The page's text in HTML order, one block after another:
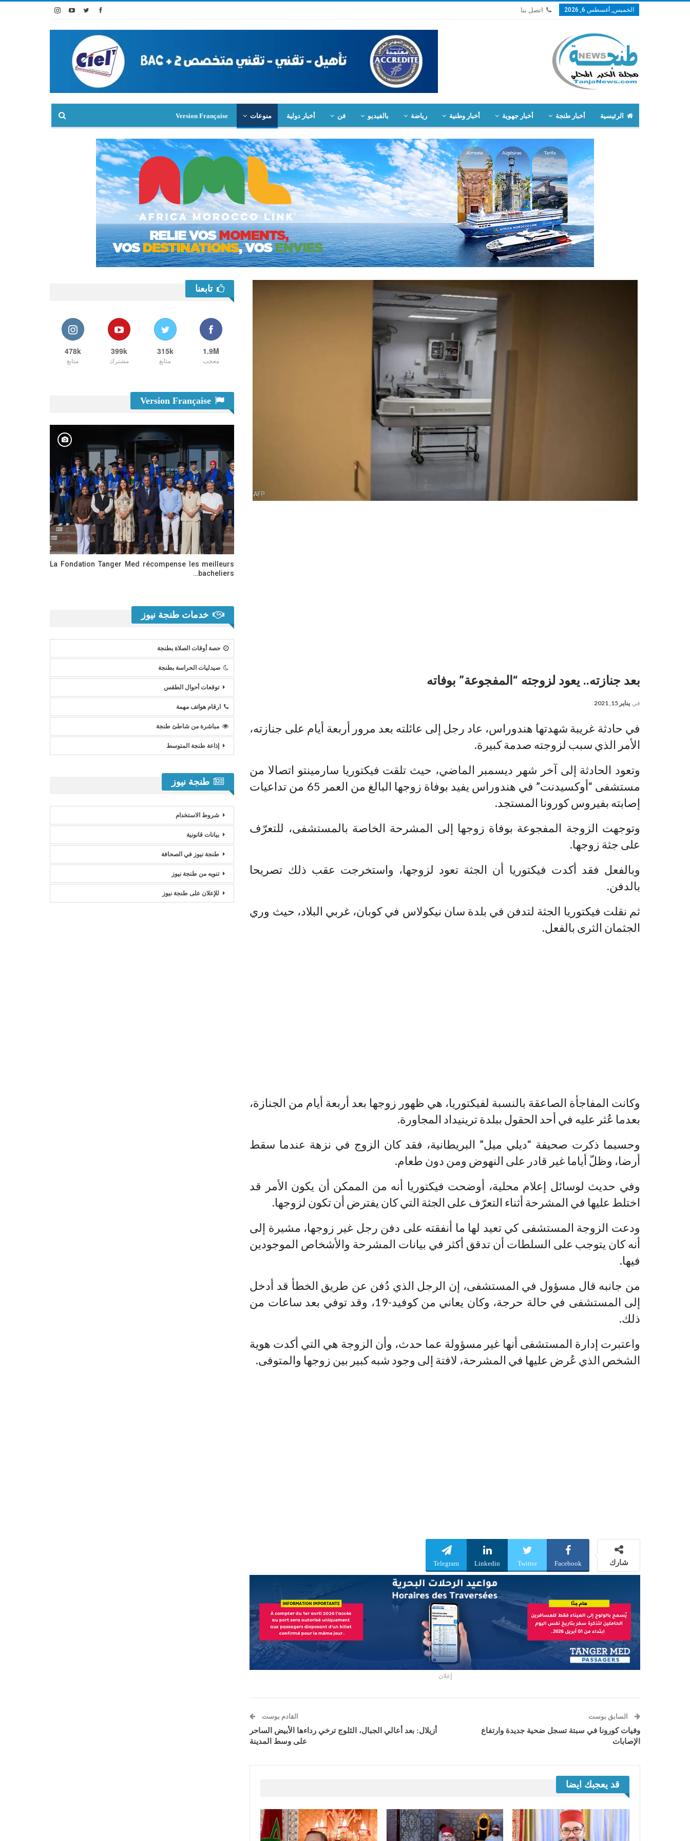
الخميس, أغسطس 6, 2026 اتصل بنا
الرئيسية أخبار طنجة أخبار جهوية أخبار وطنية رياضة بالفيديو فن أخبار دولية منوعات Version Française
بعد جنازته.. يعود لزوجته “المفجوعة” بوفاته
في يناير 15, 2021
في حادثة غريبة شهدتها هندوراس، عاد رجل إلى عائلته بعد مرور أربعة أيام على جنازته،
الأمر الذي سبب لزوجته صدمة كبيرة.
وتعود الحادثة إلى آخر شهر ديسمبر الماضي، حيث تلقت فيكتوريا سارمينتو اتصالا من
مستشفى “أوكسيدنت” في هندوراس يفيد بوفاة زوجها البالغ من العمر 65 من تداعيات
إصابته بفيروس كورونا المستجد.
وتوجهت الزوجة المفجوعة بوفاة زوجها إلى المشرحة الخاصة بالمستشفى، للتعرّف
على جثة زوجها.
وبالفعل فقد أكدت فيكتوريا أن الجثة تعود لزوجها، واستخرجت عقب ذلك تصريحا
بالدفن.
ثم نقلت فيكتوريا الجثة لتدفن في بلدة سان نيكولاس في كوبان، غربي البلاد، حيث وري
الجثمان الثرى بالفعل.
وكانت المفاجأة الصاعقة بالنسبة لفيكتوريا، هي ظهور زوجها بعد أربعة أيام من الجنازة،
بعدما عُثر عليه في أحد الحقول ببلدة ترينيداد المجاورة.
وحسبما ذكرت صحيفة “ديلي ميل” البريطانية، فقد كان الزوج في نزهة عندما سقط
أرضا، وظلّ أياما غير قادر على النهوض ومن دون طعام.
وفي حديث لوسائل إعلام محلية، أوضحت فيكتوريا أنه من الممكن أن يكون الأمر قد
اختلط عليها في المشرحة أثناء التعرّف على الجثة التي كان يفترض أن تكون لزوجها.
ودعت الزوجة المستشفى كي تعيد لها ما أنفقته على دفن رجل غير زوجها، مشيرة إلى
أنه كان يتوجب على السلطات أن تدقق أكثر في بيانات المشرحة والأشخاص الموجودين
فيها.
من جانبه قال مسؤول في المستشفى، إن الرجل الذي دُفن عن طريق الخطأ قد أدخل
إلى المستشفى في حالة حرجة، وكان يعاني من كوفيد-19، وقد توفي بعد ساعات من
ذلك.
واعتبرت إدارة المستشفى أنها غير مسؤولة عما حدث، وأن الزوجة هي التي أكدت هوية
الشخص الذي عُرض عليها في المشرحة، لافتة إلى وجود شبه كبير بين زوجها والمتوفى.
شارك Facebook
Twitter
Linkedin
Telegram
إعلان
السابق بوست
وفيات كورونا في سبتة تسجل ضحية جديدة وارتفاع
الإصابات
القادم بوست
أزيلال: بعد أعالي الجبال، الثلوج ترخي رداءها الأبيض الساحر
على وسط المدينة
قد يعجبك ايضا
تابعنا
1.9M
معجب
315k
متابع
399k
مشترك
478k
متابع
La Fondation Tanger Med récompense les meilleurs
bacheliers…
خدمات طنجة نيوز
حصة أوقات الصلاة بطنجة
صيدليات الحراسة بطنجة
توقعات أحوال الطقس
ارقام هواتف مهمة
مباشرة من شاطئ طنجة
إذاعة طنجة المتوسط
طنجة نيوز
شروط الاستخدام
بيانات قانونية
طنجة نيوز في الصحافة
تنويه من طنجة نيوز
للإعلان على طنجة نيوز